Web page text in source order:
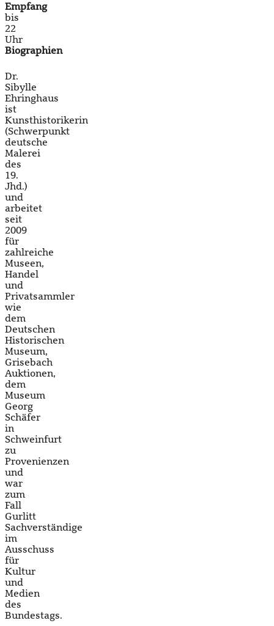
Empfang
bis
22
Uhr
Biographien
Dr.
Sibylle
Ehringhaus
ist
Kunsthistorikerin
(Schwerpunkt
deutsche
Malerei
des
19.
Jhd.)
und
arbeitet
seit
2009
für
zahlreiche
Museen,
Handel
und
Privatsammler
wie
dem
Deutschen
Historischen
Museum,
Grisebach
Auktionen,
dem
Museum
Georg
Schäfer
in
Schweinfurt
zu
Provenienzen
und
war
zum
Fall
Gurlitt
Sachverständige
im
Ausschuss
für
Kultur
und
Medien
des
Bundestags.